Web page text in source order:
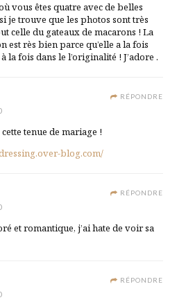
vous êtes quatre avec de belles
je trouve que les photos sont très
celle du gateaux de macarons ! La
est rès bien parce qu’elle a la fois
la fois dans le l’originalité ! J’adore .
RÉPONDRE
tenue de mariage !
blog.com/
RÉPONDRE
et romantique, j’ai hate de voir sa
RÉPONDRE